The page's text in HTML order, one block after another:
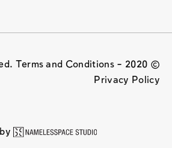
Terms and Conditions –
Privacy Policy